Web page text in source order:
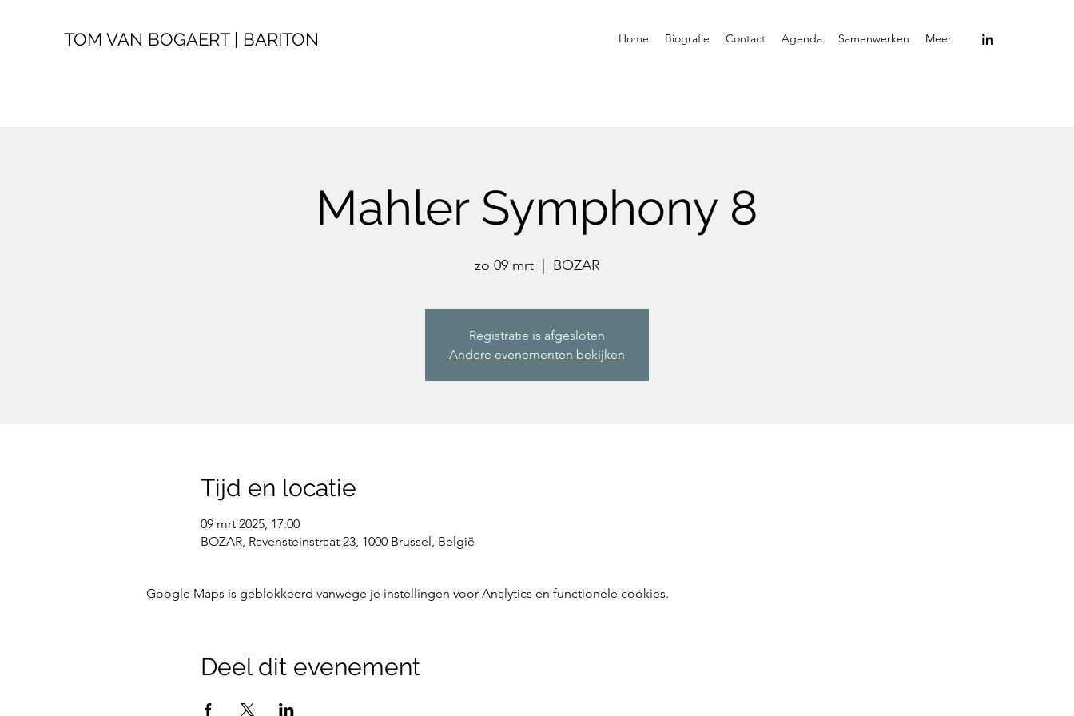
TOM VAN BOGAERT | BARITON Home Biografie Contact Agenda Samenwerken Meer
Mahler Symphony 8
zo 09 mrt
  |
BOZAR
Registratie is afgesloten
Andere evenementen bekijken
Tijd en locatie
09 mrt 2025, 17:00
BOZAR, Ravensteinstraat 23, 1000 Brussel, België
Google Maps is geblokkeerd vanwege je instellingen voor Analytics en functionele cookies.
Deel dit evenement